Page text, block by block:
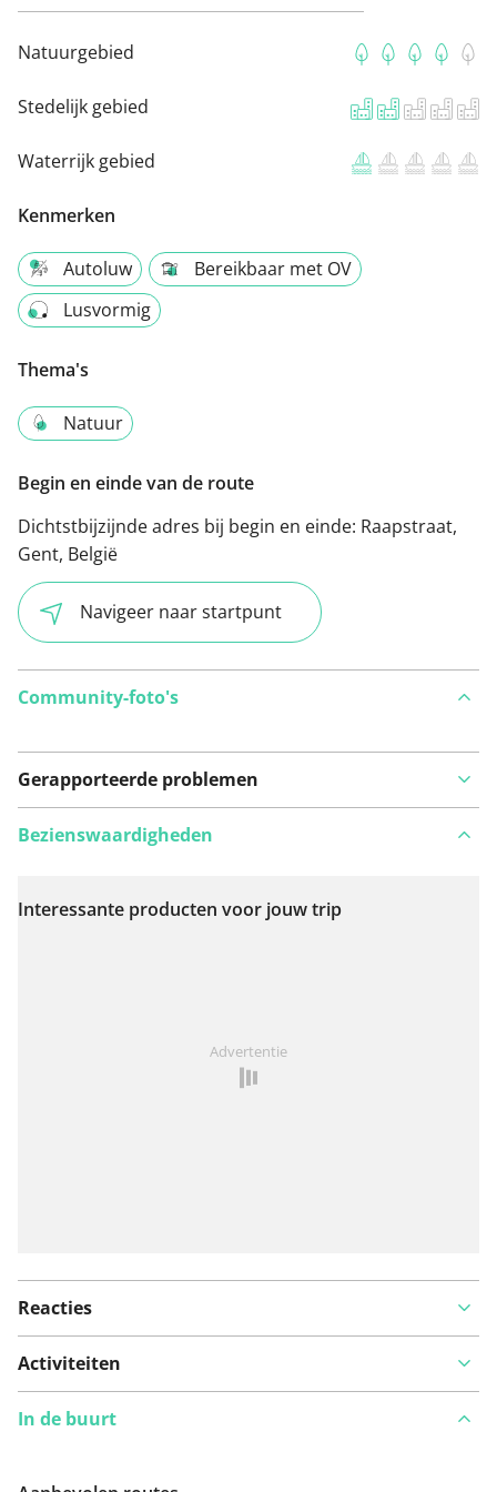
Natuurgebied
Stedelijk gebied
Waterrijk gebied
Kenmerken
Autoluw
Bereikbaar met OV
Lusvormig
Thema's
Natuur
Begin en einde van de route
Dichtstbijzijnde adres bij begin en einde: Raapstraat,
Gent, België
Navigeer naar startpunt
Community-foto's
Gerapporteerde problemen
Bekijk op kaart
Bezienswaardigheden
Interessante producten voor jouw trip
Advertentie
Reacties
Activiteiten
In de buurt